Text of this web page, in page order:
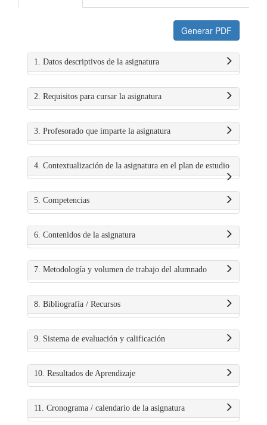
Generar PDF
1. Datos descriptivos de la asignatura
2. Requisitos para cursar la asignatura
3. Profesorado que imparte la asignatura
4. Contextualización de la asignatura en el plan de estudio
5. Competencias
6. Contenidos de la asignatura
7. Metodología y volumen de trabajo del alumnado
8. Bibliografía / Recursos
9. Sistema de evaluación y calificación
10. Resultados de Aprendizaje
11. Cronograma / calendario de la asignatura